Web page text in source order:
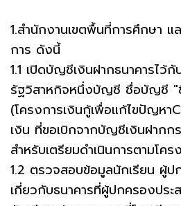
1.สำนักงานเขตพื้นที่การศึกษา แ
การ ดังนี้
1.1 เปิดบัญชีเงินฝากธนาคารไว้กั
รัฐวิสาหกิจหนึ่งบัญชี ชื่อบัญชี "
(โครงการเงินกู้เพื่อแก้ไขปัญหา
เงิน ที่ขอเบิกจากบัญชีเงินฝากก
สำหรับเตรียมดำเนินการตามโค
1.2 ตรวจสอบข้อมูลนักเรียน ผู้ป
เกี่ยวกับธนาคารที่ผู้ปกครองประส